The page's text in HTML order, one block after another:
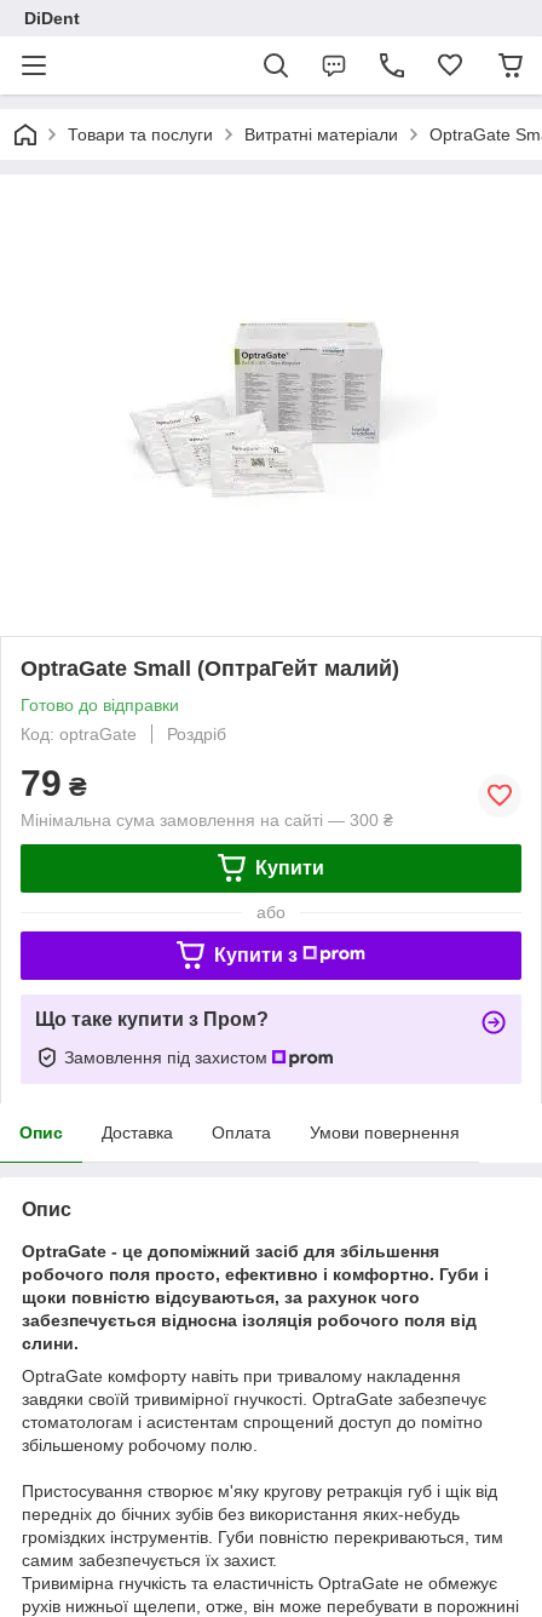
DiDent
Товари та послуги Витратні матеріали OptraGate
OptraGate Small (ОптраГейт малий)
Готово до відправки
Код: optraGate
Роздріб
79 ₴
Мінімальна сума замовлення на сайті — 300 ₴
Купити
або
Купити з
Що таке купити з Пром?
Замовлення під захистом
Опис Доставка Оплата Умови повернення
Опис
OptraGate - це допоміжний засіб для збільшення
робочого поля просто, ефективно і комфортно. Губи і
щоки повністю відсуваються, за рахунок чого
забезпечується відносна ізоляція робочого поля від
слини.
OptraGate комфорту навіть при тривалому накладення
завдяки своїй тривимірної гнучкості. OptraGate забезпечує
стоматологам і асистентам спрощений доступ до помітно
збільшеному робочому полю.
Пристосування створює м'яку кругову ретракція губ і щік від
передніх до бічних зубів без використання яких-небудь
громіздких інструментів. Губи повністю перекриваються, тим
самим забезпечується їх захист.
Тривимірна гнучкість та еластичність OptraGate не обмежує
рухів нижньої щелепи, отже, він може перебувати в порожнині